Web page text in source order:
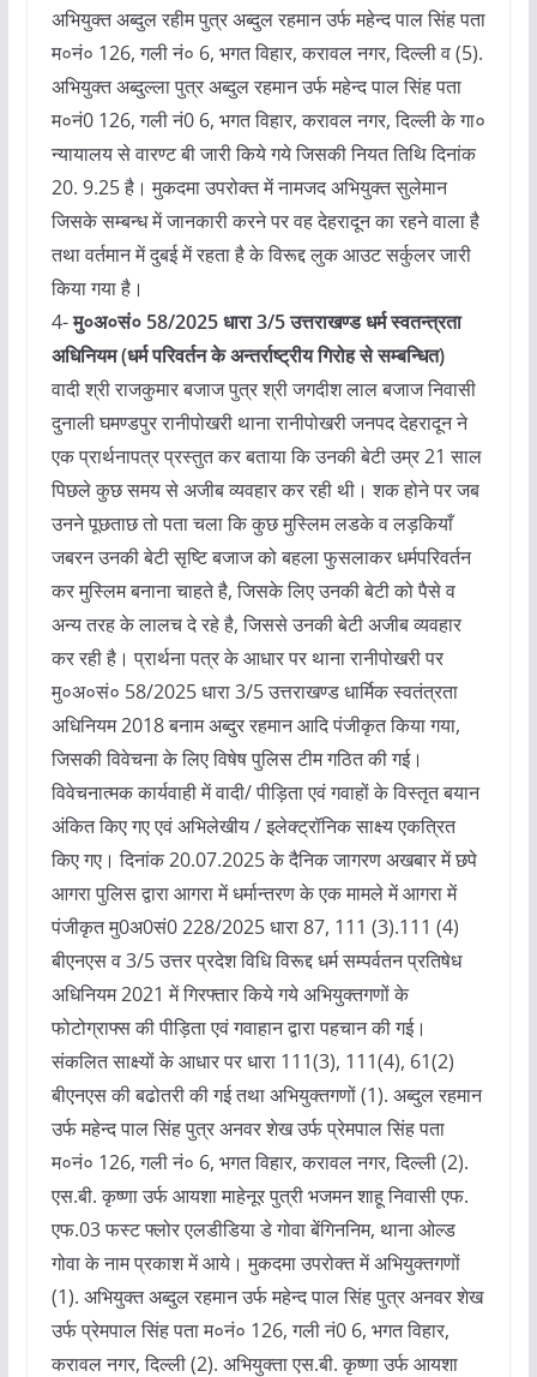
अभियुक्त अब्दुल रहीम पुत्र अब्दुल रहमान उर्फ महेन्द पाल सिंह पता
म०नं० 126, गली नं० 6, भगत विहार, करावल नगर, दिल्ली व (5).
अभियुक्त अब्दुल्ला पुत्र अब्दुल रहमान उर्फ महेन्द पाल सिंह पता
म०नं0 126, गली नं0 6, भगत विहार, करावल नगर, दिल्ली के गा०
न्यायालय से वारण्ट बी जारी किये गये जिसकी नियत तिथि दिनांक
20. 9.25 है। मुकदमा उपरोक्त में नामजद अभियुक्त सुलेमान
जिसके सम्बन्ध में जानकारी करने पर वह देहरादून का रहने वाला है
तथा वर्तमान में दुबई में रहता है के विरूद्द लुक आउट सर्कुलर जारी
किया गया है।
4-मु०अ०सं० 58/2025 धारा 3/5 उत्तराखण्ड धर्म स्वतन्त्रता
अधिनियम (धर्म परिवर्तन के अन्तर्राष्ट्रीय गिरोह से सम्बन्धित)
वादी श्री राजकुमार बजाज पुत्र श्री जगदीश लाल बजाज निवासी
दुनाली घमण्डपुर रानीपोखरी थाना रानीपोखरी जनपद देहरादून ने
एक प्रार्थनापत्र प्रस्तुत कर बताया कि उनकी बेटी उम्र 21 साल
पिछले कुछ समय से अजीब व्यवहार कर रही थी। शक होने पर जब
उनने पूछताछ तो पता चला कि कुछ मुस्लिम लडके व लड़कियाँ
जबरन उनकी बेटी सृष्टि बजाज को बहला फुसलाकर धर्मपरिवर्तन
कर मुस्लिम बनाना चाहते है, जिसके लिए उनकी बेटी को पैसे व
अन्य तरह के लालच दे रहे है, जिससे उनकी बेटी अजीब व्यवहार
कर रही है। प्रार्थना पत्र के आधार पर थाना रानीपोखरी पर
मु०अ०सं० 58/2025 धारा 3/5 उत्तराखण्ड धार्मिक स्वतंत्रता
अधिनियम 2018 बनाम अब्दुर रहमान आदि पंजीकृत किया गया,
जिसकी विवेचना के लिए विषेष पुलिस टीम गठित की गई।
विवेचनात्मक कार्यवाही में वादी/ पीड़िता एवं गवाहों के विस्तृत बयान
अंकित किए गए एवं अभिलेखीय / इलेक्ट्रॉनिक साक्ष्य एकत्रित
किए गए। दिनांक 20.07.2025 के दैनिक जागरण अखबार में छपे
आगरा पुलिस द्वारा आगरा में धर्मान्तरण के एक मामले में आगरा में
पंजीकृत मु0अ0सं0 228/2025 धारा 87, 111 (3).111 (4)
बीएनएस व 3/5 उत्तर प्रदेश विधि विरूद्द धर्म सम्पर्वतन प्रतिषेध
अधिनियम 2021 में गिरफ्तार किये गये अभियुक्तगणों के
फोटोग्राफ्स की पीड़िता एवं गवाहान द्वारा पहचान की गई।
संकलित साक्ष्यों के आधार पर धारा 111(3), 111(4), 61(2)
बीएनएस की बढोतरी की गई तथा अभियुक्तगणों (1). अब्दुल रहमान
उर्फ महेन्द पाल सिंह पुत्र अनवर शेख उर्फ प्रेमपाल सिंह पता
म०नं० 126, गली नं० 6, भगत विहार, करावल नगर, दिल्ली (2).
एस.बी. कृष्णा उर्फ आयशा माहेनूर पुत्री भजमन शाहू निवासी एफ.
एफ.03 फस्ट फ्लोर एलडीडिया डे गोवा बेंगिननिम, थाना ओल्ड
गोवा के नाम प्रकाश में आये। मुकदमा उपरोक्त में अभियुक्तगणों
(1). अभियुक्त अब्दुल रहमान उर्फ महेन्द पाल सिंह पुत्र अनवर शेख
उर्फ प्रेमपाल सिंह पता म०नं० 126, गली नं0 6, भगत विहार,
करावल नगर, दिल्ली (2). अभियुक्ता एस.बी. कृष्णा उर्फ आयशा